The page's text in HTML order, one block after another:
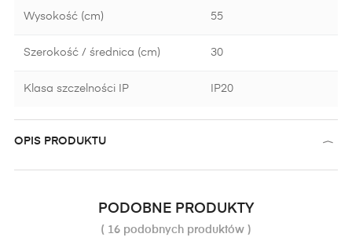
Wysokość (cm) 55
Szerokość / średnica (cm) 30
Klasa szczelności IP IP20
OPIS PRODUKTU
PODOBNE PRODUKTY
( 16 podobnych produktów )